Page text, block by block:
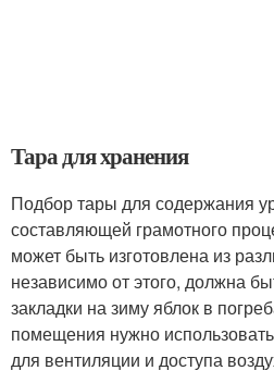
Тара для хранения
Подбор тары для содержания
составляющей грамотного
может быть изготовлена из
независимо от этого, должна
закладки на зиму яблок в
помещения нужно
для вентиляции и доступа